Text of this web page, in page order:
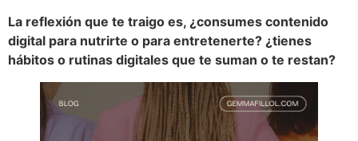
La reflexión que te traigo es, ¿consumes contenido
digital para nutrirte o para entretenerte? ¿tienes
hábitos o rutinas digitales que te suman o te restan?